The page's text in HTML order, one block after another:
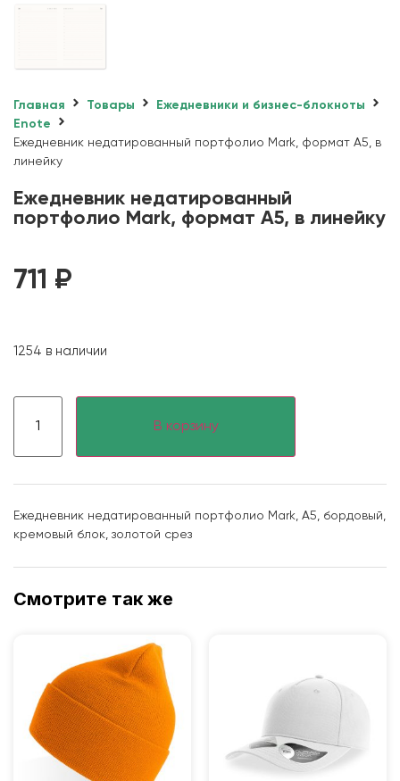
Главная Товары
Ежедневники и бизнес-блокноты
Enote
Ежедневник недатированный портфолио Mark, формат А5, в
линейку
Ежедневник недатированный
портфолио Mark, формат А5, в линейку
711 ₽
1254 в наличии
В корзину
Ежедневник недатированный портфолио Mark, А5, бордовый,
кремовый блок, золотой срез
Смотрите так же